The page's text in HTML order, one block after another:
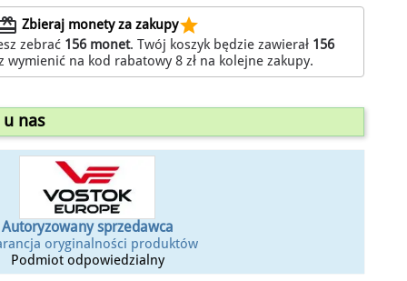
Zbieraj monety za zakupystar
zebrać 156monet. Twój koszyk będzie zawierał 156
wymienić na kod rabatowy 8 zł na kolejne zakupy.
nas
Autoryzowany sprzedawca
oryginalności produktów
Podmiot odpowiedzialny